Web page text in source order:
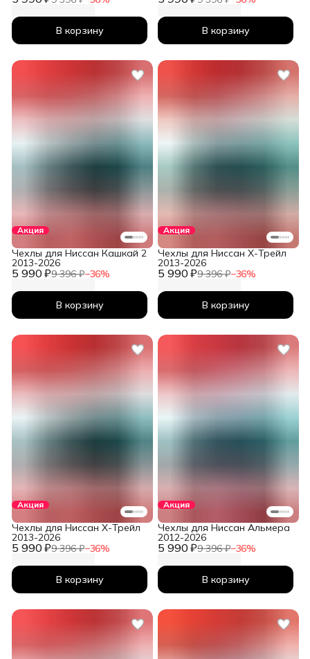
В корзину В корзину
Акция
5 990 ₽9 396 ₽−36%
Чехлы для Ниссан Кашкай 2
2013-2026
В корзину
Акция
5 990 ₽9 396 ₽−36%
Чехлы для Ниссан Х-Трейл
2013-2026
В корзину
Акция
5 990 ₽9 396 ₽−36%
Чехлы для Ниссан Х-Трейл
2013-2026
В корзину
Акция
5 990 ₽9 396 ₽−36%
Чехлы для Ниссан Альмера
2012-2026
В корзину